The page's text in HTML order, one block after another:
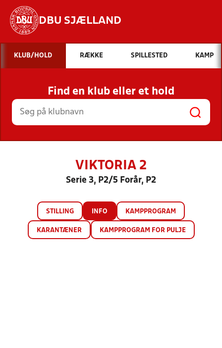
DBU SJÆLLAND
Hvad vil du søge efter?
INDHOLD OG NYHEDER
STILLINGER, RESULTATER, KLUBBER OG
HOLD
KLUB/HOLD RÆKKE SPILLESTED KAMP
Find en klub eller et hold
VIKTORIA 2
Serie 3, P2/5 Forår, P2
STILLING INFO KAMPPROGRAM
KARANTÆNER KAMPPROGRAM FOR PULJE